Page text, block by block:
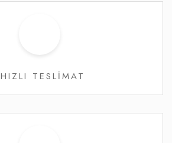
HIZLI TESLİMAT